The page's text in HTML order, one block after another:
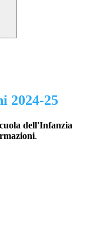
2024-25
dell'Infanzia
.